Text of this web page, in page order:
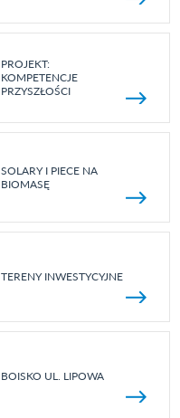
PROJEKT:
KOMPETENCJE
PRZYSZŁOŚCI
SOLARY I PIECE NA
BIOMASĘ
TERENY INWESTYCYJNE
BOISKO UL. LIPOWA